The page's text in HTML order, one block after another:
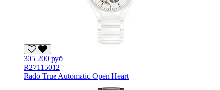
305 200 руб
R27115012
Rado True Automatic Open Heart